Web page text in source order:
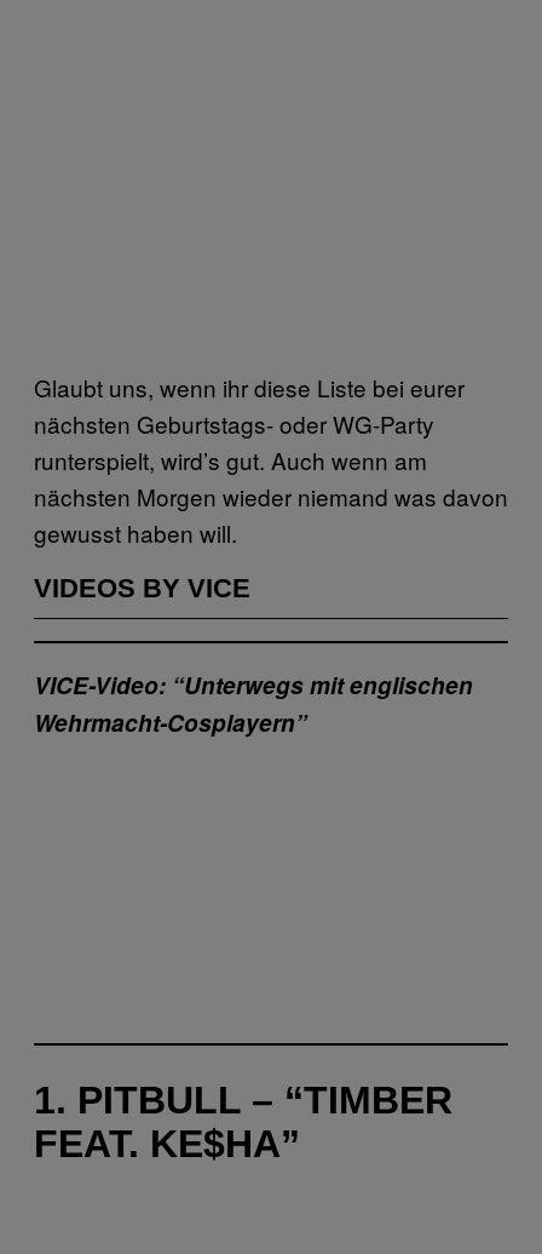
Glaubt uns, wenn ihr diese Liste bei eurer
nächsten Geburtstags- oder WG-Party
runterspielt, wird’s gut. Auch wenn am
nächsten Morgen wieder niemand was davon
gewusst haben will.
VIDEOS BY VICE
VICE-Video: “Unterwegs mit englischen
Wehrmacht-Cosplayern”
1. PITBULL – “TIMBER
FEAT. KE$HA”